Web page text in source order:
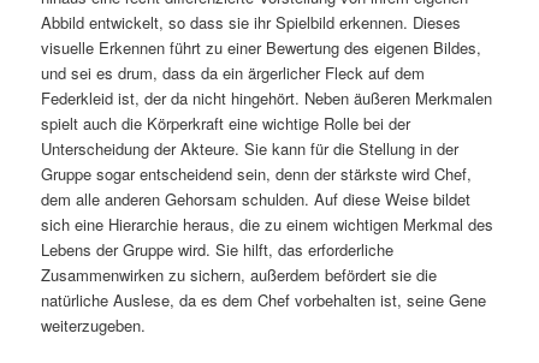
Abbild entwickelt, so dass sie ihr Spielbild erkennen. Dieses
visuelle Erkennen führt zu einer Bewertung des eigenen Bildes,
und sei es drum, dass da ein ärgerlicher Fleck auf dem
Federkleid ist, der da nicht hingehört. Neben äußeren Merkmalen
spielt auch die Körperkraft eine wichtige Rolle bei der
Unterscheidung der Akteure. Sie kann für die Stellung in der
Gruppe sogar entscheidend sein, denn der stärkste wird Chef,
dem alle anderen Gehorsam schulden. Auf diese Weise bildet
sich eine Hierarchie heraus, die zu einem wichtigen Merkmal des
Lebens der Gruppe wird. Sie hilft, das erforderliche
Zusammenwirken zu sichern, außerdem befördert sie die
natürliche Auslese, da es dem Chef vorbehalten ist, seine Gene
weiterzugeben.